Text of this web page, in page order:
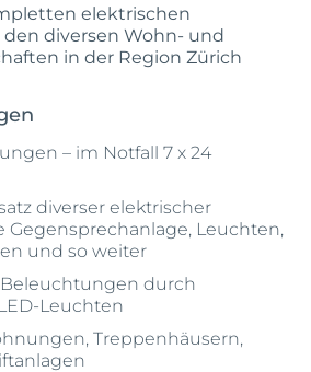
elektrischen
diversen Wohn- und
in der Region Zürich
– im Notfall 7 x 24
diverser elektrischer
Leuchten,
und so weiter
Beleuchtungen durch
Leuchten
Treppenhäusern,